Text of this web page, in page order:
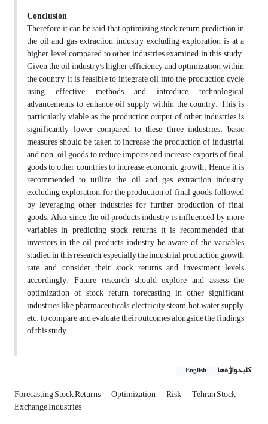
Conclusion
Therefore, it can be said that optimizing stock return prediction in
the oil and gas extraction industry, excluding exploration, is at a
higher level compared to other industries examined in this study.
Given the oil industry's higher efficiency and optimization within
the country, it is feasible to integrate oil into the production cycle
using effective methods and introduce technological
advancements to enhance oil supply within the country. This is
particularly viable as the production output of other industries is
significantly lower compared to these three industries. basic
measures should be taken to increase the production of industrial
and non-oil goods to reduce imports and increase exports of final
goods to other countries to increase economic growth. Hence, it is
recommended to utilize the oil and gas extraction industry,
excluding exploration, for the production of final goods, followed
by leveraging other industries for further production of final
goods. Also, since the oil products industry is influenced by more
variables in predicting stock returns, it is recommended that
investors in the oil products industry be aware of the variables
studied in this research, especially the industrial production growth
rate, and consider their stock returns and investment levels
accordingly. Future research should explore and assess the
optimization of stock return forecasting in other significant
industries like pharmaceuticals, electricity, steam, hot water supply,
etc. to compare and evaluate their outcomes alongside the findings
of this study.
کلیدواژه‌ها English
Forecasting Stock Returns Optimization Risk Tehran Stock
Exchange Industries